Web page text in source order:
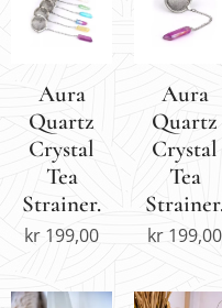
Aura
Quartz
Crystal
Tea
Strainer.
kr 199,00
Aura
Quartz
Crystal
Tea
kr 199,00